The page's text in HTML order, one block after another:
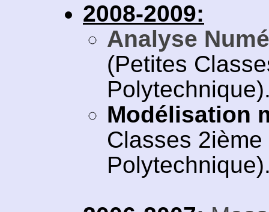
2008-2009:
Analyse
(Petites
Modélisation
Classes